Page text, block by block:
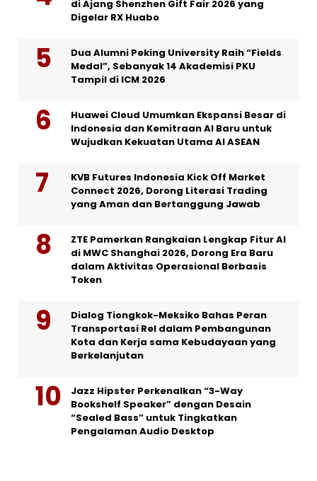
di Ajang Shenzhen Gift Fair 2026 yang
Digelar RX Huabo
Dua Alumni Peking University Raih “Fields
Medal”, Sebanyak 14 Akademisi PKU
Tampil di ICM 2026
Huawei Cloud Umumkan Ekspansi Besar di
Indonesia dan Kemitraan AI Baru untuk
Wujudkan Kekuatan Utama AI ASEAN
KVB Futures Indonesia Kick Off Market
Connect 2026, Dorong Literasi Trading
yang Aman dan Bertanggung Jawab
ZTE Pamerkan Rangkaian Lengkap Fitur AI
di MWC Shanghai 2026, Dorong Era Baru
dalam Aktivitas Operasional Berbasis
Token
Dialog Tiongkok-Meksiko Bahas Peran
Transportasi Rel dalam Pembangunan
Kota dan Kerja sama Kebudayaan yang
Berkelanjutan
Jazz Hipster Perkenalkan “3-Way
Bookshelf Speaker” dengan Desain
“Sealed Bass” untuk Tingkatkan
Pengalaman Audio Desktop